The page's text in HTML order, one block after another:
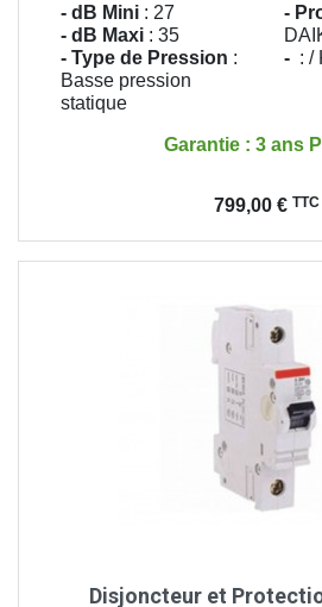
- dB Mini : 27
- dB Maxi : 35
- Type de Pression :
Basse pression
statique
-
- : /
Garantie : 3 ans
799,00 € TTC
Disjoncteur et